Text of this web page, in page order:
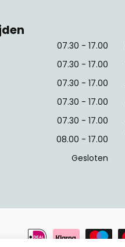
07.30 - 17.00
07.30 - 17.00
07.30 - 17.00
07.30 - 17.00
07.30 - 17.00
08.00 - 17.00
Gesloten